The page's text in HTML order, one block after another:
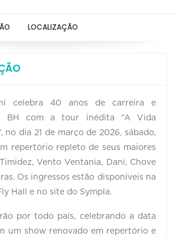
LOCALIZAÇÃO
celebra 40 anos de carreira e
BH com a tour inédita “A Vida
no dia 21 de março de 2026, sábado,
repertório repleto de seus maiores
Vento Ventania, Dani, Chove
Os ingressos estão disponíveis na
Hall e no site do Sympla.
por todo país, celebrando a data
um show renovado em repertório e